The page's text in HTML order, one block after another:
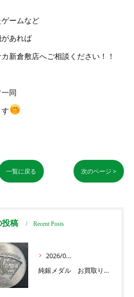
ームなど
あれば
新倉敷店へご相談ください！！
同
一覧に戻る 次のページ >
投稿 Recent Posts
2026/07/03
純銀メダル お買取りです